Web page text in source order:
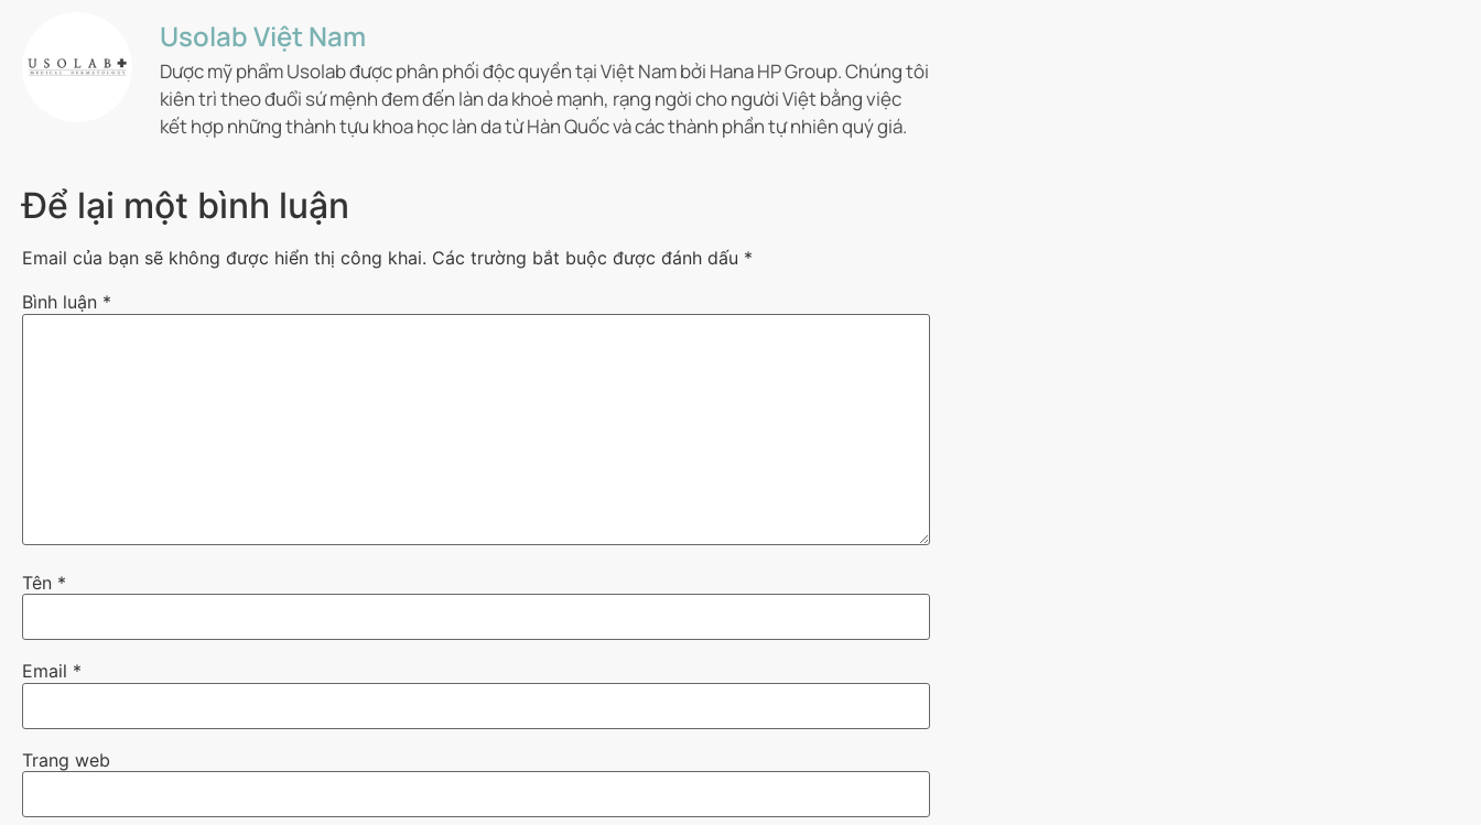
Usolab Việt Nam
Dược mỹ phẩm Usolab được phân phối độc quyền tại Việt Nam bởi Hana HP Group. Chúng tôi
kiên trì theo đuổi sứ mệnh đem đến làn da khoẻ mạnh, rạng ngời cho người Việt bằng việc
kết hợp những thành tựu khoa học làn da từ Hàn Quốc và các thành phần tự nhiên quý giá.
Để lại một bình luận
Email của bạn sẽ không được hiển thị công khai. Các trường bắt buộc được đánh dấu *
Bình luận *
Tên *
Email *
Trang web